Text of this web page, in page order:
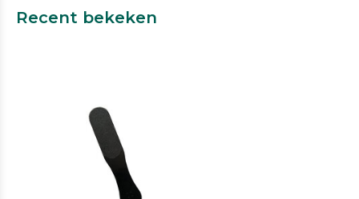
Recent bekeken